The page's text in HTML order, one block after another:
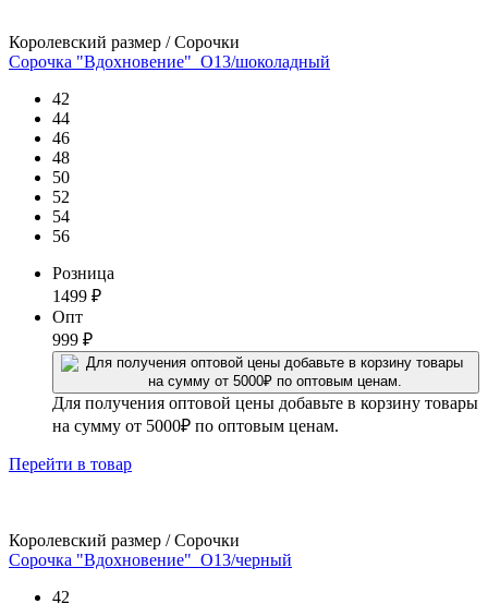
Королевский размер / Сорочки
Сорочка "Вдохновение"_О13/шоколадный
42
44
46
48
50
52
54
56
Розница
1499 ₽
Опт
999 ₽
Для получения оптовой цены добавьте в корзину товары
на сумму от 5000₽ по оптовым ценам.
Перейти в товар
Королевский размер / Сорочки
Сорочка "Вдохновение"_О13/черный
42